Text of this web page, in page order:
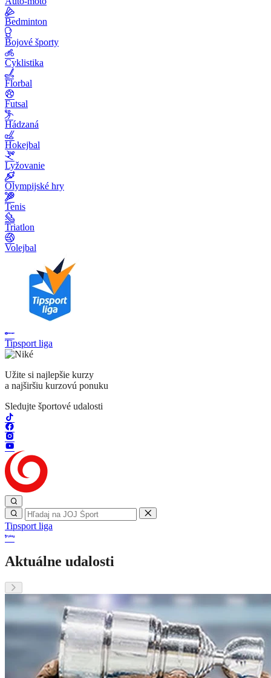
Bedminton
Bojové športy
Cyklistika
Florbal
Futsal
Hádzaná
Hokejbal
Lyžovanie
Olympijské hry
Tenis
Triatlon
Volejbal
Tipsport liga
Užite si najlepšie kurzy
a najširšiu kurzovú ponuku
Sledujte športové udalosti
Tipsport liga
Aktuálne udalosti